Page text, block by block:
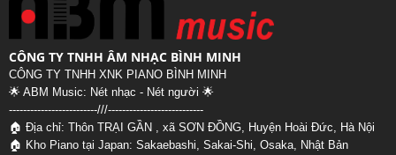
CÔNG TY TNHH ÂM NHẠC BÌNH MINH
CÔNG TY TNHH XNK PIANO BÌNH MINH
🌟 ABM Music: Nét nhạc - Nét người 🌟
-------------------------///---------------------------
🏠 Địa chỉ: Thôn TRẠI GẦN , xã SƠN ĐỒNG, Huyện Hoài Đức, Hà Nội
🏠 Kho Piano tại Japan: Sakaebashi, Sakai-Shi, Osaka, Nhật Bản